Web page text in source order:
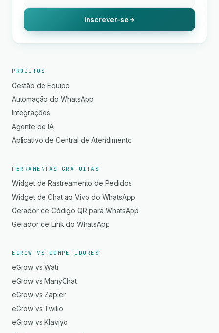
Inscrever-se
PRODUTOS
Gestão de Equipe
Automação do WhatsApp
Integrações
Agente de IA
Aplicativo de Central de Atendimento
FERRAMENTAS GRATUITAS
Widget de Rastreamento de Pedidos
Widget de Chat ao Vivo do WhatsApp
Gerador de Código QR para WhatsApp
Gerador de Link do WhatsApp
EGROW VS COMPETIDORES
eGrow vs Wati
eGrow vs ManyChat
eGrow vs Zapier
eGrow vs Twilio
eGrow vs Klaviyo